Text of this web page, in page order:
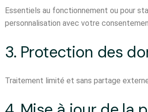
Essentiels au fonctionnement ou pour
personnalisation avec votre
3. Protection des
Traitement limité et sans partage